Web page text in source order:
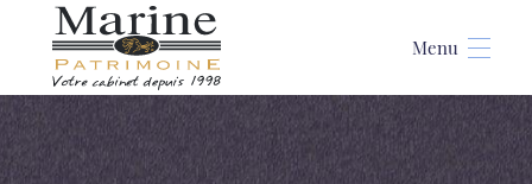
Accueil >
Programme immobilier Patton is the New Green à Angers éligible Pinel
et location meublée